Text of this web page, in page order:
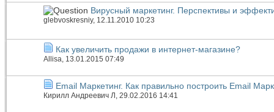
Вирусный маркетинг. Перспективы и
glebvoskresniy, 12.11.2010 10:23
Как увеличить продажи в интернет-магазине?
Allisa , 13.01.2015 07:49
Email Маркетинг. Как правильно построить Email
Кирилл Андреевич Л , 29.02.2016 14:41